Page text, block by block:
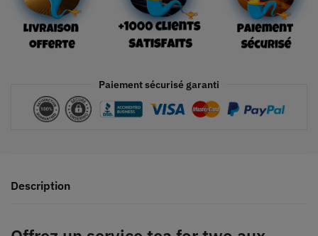
Paiement sécurisé garanti
Description